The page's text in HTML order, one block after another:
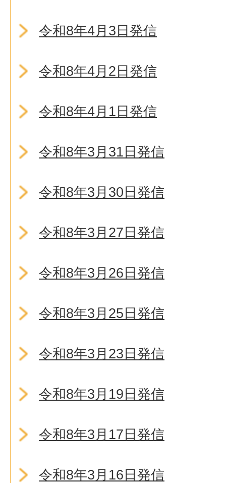
令和8年4月3日発信
令和8年4月2日発信
令和8年4月1日発信
令和8年3月31日発信
令和8年3月30日発信
令和8年3月27日発信
令和8年3月26日発信
令和8年3月25日発信
令和8年3月23日発信
令和8年3月19日発信
令和8年3月17日発信
令和8年3月16日発信